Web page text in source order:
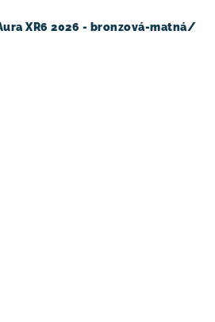
XR6 2026 - bronzová-matná/